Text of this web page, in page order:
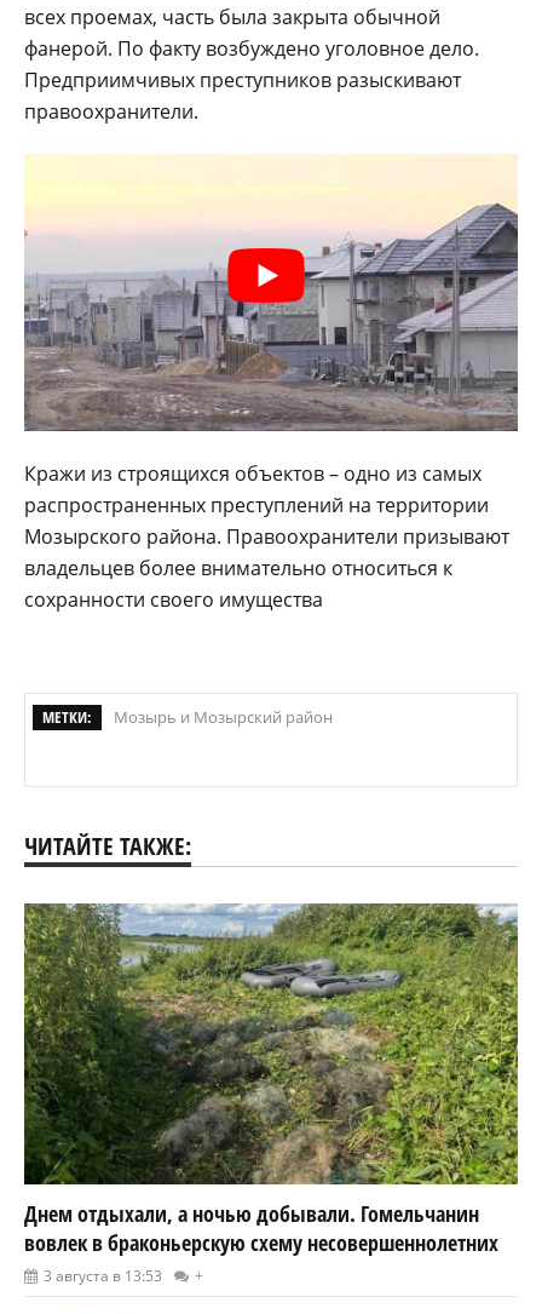
всех проемах, часть была закрыта обычной
фанерой. По факту возбуждено уголовное дело.
Предприимчивых преступников разыскивают
правоохранители.
Кражи из строящихся объектов – одно из самых
распространенных преступлений на территории
Мозырского района. Правоохранители призывают
владельцев более внимательно относиться к
сохранности своего имущества
МЕТКИ: Мозырь и Мозырский район
ЧИТАЙТЕ ТАКЖЕ:
Днем отдыхали, а ночью добывали. Гомельчанин
вовлек в браконьерскую схему несовершеннолетних
3 августа в 13:53 +